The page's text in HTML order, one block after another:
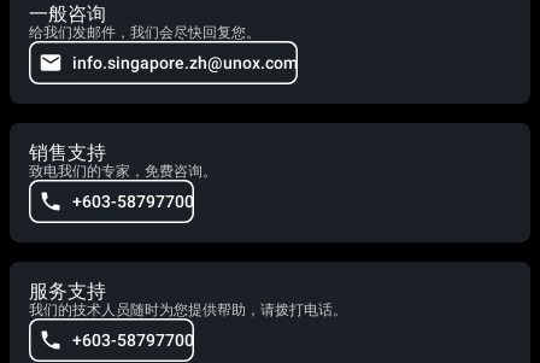
一般咨询
给我们发邮件，我们会尽快回复您。
info.singapore.zh@unox.com
销售支持
致电我们的专家，免费咨询。
+603-58797700
服务支持
我们的技术人员随时为您提供帮助，请拨打电话。
+603-58797700